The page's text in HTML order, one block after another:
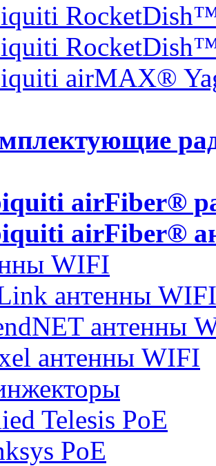
airMAX®
airFiber®
airFiber®
WIFI
антенны WIFI
антенны
антенны WIFI
Telesis PoE
PoE